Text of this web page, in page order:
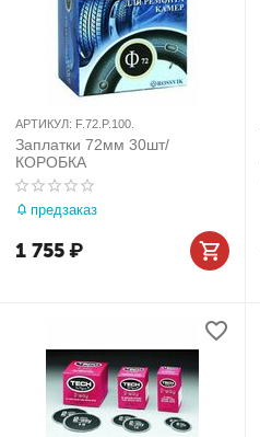
АРТИКУЛ: F.72.P.100.
Заплатки 72мм 30шт/
КОРОБКА
предзаказ
1 755₽